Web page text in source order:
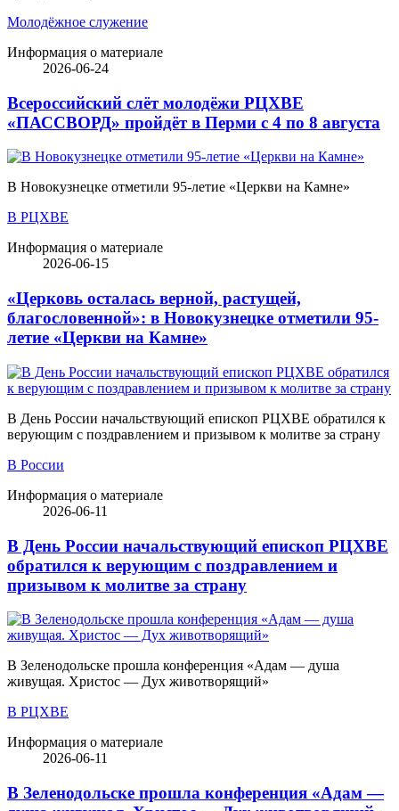
Молодёжное служение
Информация о материале
2026-06-24
Всероссийский слёт молодёжи РЦХВЕ
«ПАССВОРД» пройдёт в Перми с 4 по 8 августа
В Новокузнецке отметили 95-летие «Церкви на Камне»
В РЦХВЕ
Информация о материале
2026-06-15
«Церковь осталась верной, растущей,
благословенной»: в Новокузнецке отметили 95-
летие «Церкви на Камне»
В День России начальствующий епископ РЦХВЕ обратился к
верующим с поздравлением и призывом к молитве за страну
В России
Информация о материале
2026-06-11
В День России начальствующий епископ РЦХВЕ
обратился к верующим с поздравлением и
призывом к молитве за страну
В Зеленодольске прошла конференция «Адам — душа
живущая. Христос — Дух животворящий»
В РЦХВЕ
Информация о материале
2026-06-11
В Зеленодольске прошла конференция «Адам —